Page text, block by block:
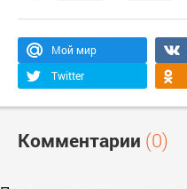
Мой мир
Twitter
Комментарии (0)